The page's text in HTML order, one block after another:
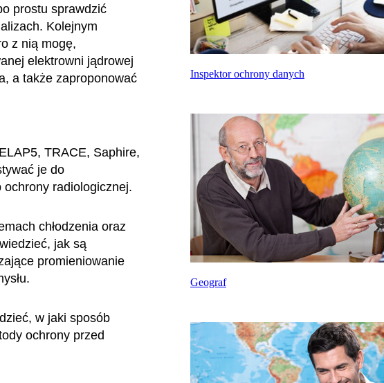
prostu sprawdzić
Kolejnym
z nią mogę,
elektrowni jądrowej
a także zaproponować
TRACE, Saphire,
je do
radiologicznej.
chłodzenia oraz
jak są
promieniowanie
w jaki sposób
ochrony przed
Inspektor ochrony danych
Geograf